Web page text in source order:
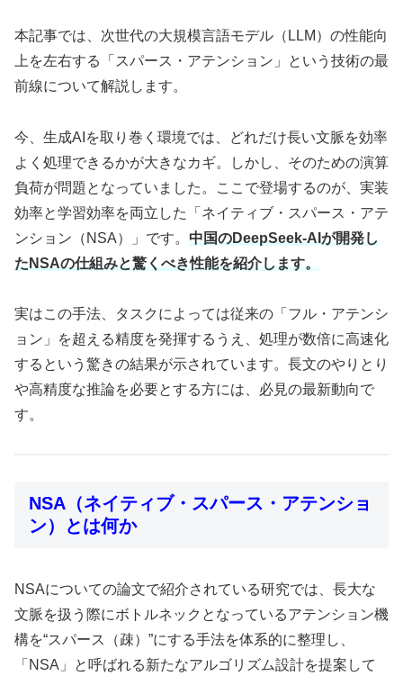
本記事では、次世代の大規模言語モデル（LLM）の性能向
上を左右する「スパース・アテンション」という技術の最
前線について解説します。
今、生成AIを取り巻く環境では、どれだけ長い文脈を効率
よく処理できるかが大きなカギ。しかし、そのための演算
負荷が問題となっていました。ここで登場するのが、実装
効率と学習効率を両立した「ネイティブ・スパース・アテ
ンション（NSA）」です。 中国のDeepSeek-AIが開発し
たNSAの仕組みと驚くべき性能を紹介します。
実はこの手法、タスクによっては従来の「フル・アテンシ
ョン」を超える精度を発揮するうえ、処理が数倍に高速化
するという驚きの結果が示されています。長文のやりとり
や高精度な推論を必要とする方には、必見の最新動向で
す。
NSA（ネイティブ・スパース・アテンショ
ン）とは何か
NSAについての論文で紹介されている研究では、長大な
文脈を扱う際にボトルネックとなっているアテンション機
構を“スパース（疎）”にする手法を体系的に整理し、
「NSA」と呼ばれる新たなアルゴリズム設計を提案して